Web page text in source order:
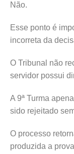
Não.
Esse ponto é
incorreta da
O Tribunal não
servidor possui
A 9ª Turma
sido rejeitado
O processo
produzida a